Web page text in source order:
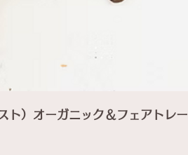
ト）オーガニック＆フェアトレー